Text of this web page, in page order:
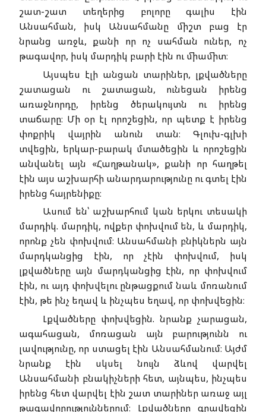
շատ-շատ տեղերից բոլորը գալիս էին
Անսահման, իսկ Անսահմանը միշտ բաց էր
նրանց առջև, քանի որ ոչ սահման ուներ, ոչ
թագավոր, իսկ մարդիկ բարի էին ու միամիտ։
Այսպես էլի անցան տարիներ, լքվածները
շատացան ու շատացան, ունեցան իրենց
առաջնորդը, իրենց ծերակույտն ու իրենց
տաճարը։ Մի օր էլ որոշեցին, որ պետք է իրենց
փոքրիկ վայրին անուն տան։ Գլուխ-գլխի
տվեցին, երկար-բարակ մտածեցին և որոշեցին
անվանել այն «Հաղթանակ», քանի որ հաղթել
էին այս աշխարհի անարդարությունը ու գտել էին
իրենց հայրենիքը։
Ասում են՝ աշխարհում կան երկու տեսակի
մարդիկ. մարդիկ, ովքեր փոխվում են, և մարդիկ,
որոնք չեն փոխվում։ Անսահմանի բնիկներն այն
մարդկանցից էին, որ չէին փոխվում, իսկ
լքվածները այն մարդկանցից էին, որ փոխվում
էին, ու այդ փոխվելու ընթացքում նաև մոռանում
էին, թե ինչ եղավ և ինչպես եղավ, որ փոխվեցին։
Լքվածները փոխվեցին. նրանք չարացան,
ագահացան, մոռացան այն բարությունն ու
լավությունը, որ ստացել էին Անսահմանում։ Այժմ
նրանք էին սկսել նույն ձևով վարվել
Անսահմանի բնակիչների հետ, այնպես, ինչպես
իրենց հետ վարվել էին շատ տարիներ առաջ այլ
թագավորություններում։ Լքվածները գրավեցին